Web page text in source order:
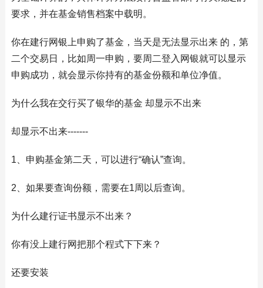
要求，并在基金销售档案中载明。
你在建行网银上申购了基金，当天是无法显示出来 的，第
二个交易日，比如周一申购，要周二登入网银就可以显示
申购成功，就会显示你持有的基金份额和单位净值。
为什么我在交行买了银华的基金 却显示不出来
却显示不出来-------
1、申购基金第二天，可以进行“确认”查询。
2、如果要查询份额，需要在1周以后查询。
为什么建行证书显示不出来？
你有没上建行网把那个程式下下来？
还要安装